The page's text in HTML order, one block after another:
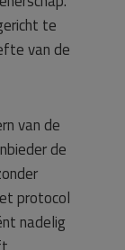
te
van de
van de
de
protocol
nadelig